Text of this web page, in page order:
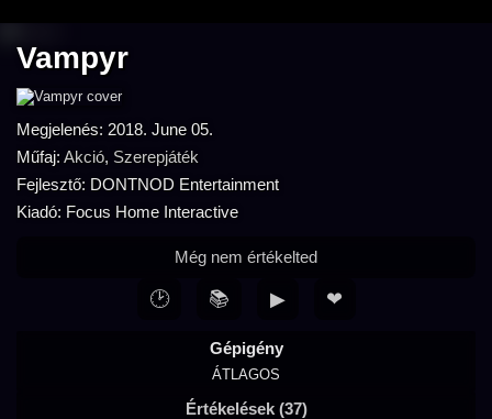
Vampyr
Megjelenés: 2018. June 05.
Műfaj: Akció, Szerepjáték
Fejlesztő: DONTNOD Entertainment
Kiadó: Focus Home Interactive
Gépigény
ÁTLAGOS
Értékelések (37)
Még nem értékelted
🕑 📚 ▶ ❤